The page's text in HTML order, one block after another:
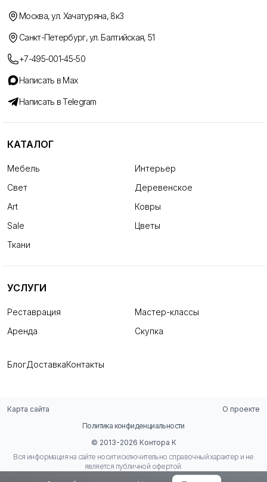
Москва, ул. Хачатуряна, 8к3
Санкт-Петербург, ул. Балтийская, 51
+7-495-001-45-50
Написать в Max
Написать в Telegram
КАТАЛОГ
Мебель
Интерьер
Свет
Деревенское
Art
Ковры
Sale
Цветы
Ткани
УСЛУГИ
Реставрация
Мастер-классы
Аренда
Скупка
БлогДоставкаКонтакты
Карта сайта
О проекте
Политика конфиденциальности
© 2013-2026 Контора К
Вся информация на сайте носит исключительно справочный характер и не
является публичной офертой.